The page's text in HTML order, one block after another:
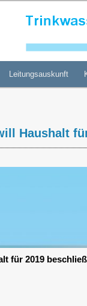
GmbH
Leitungsauskunft
Haushalt
für 2019